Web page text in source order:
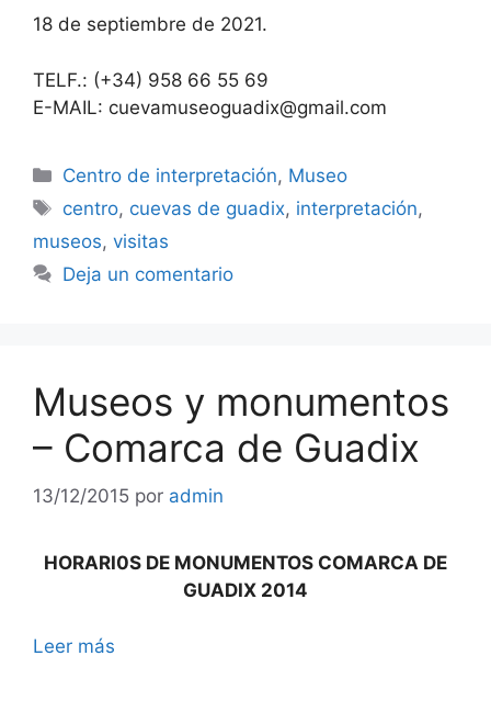
18 de septiembre de 2021.
TELF.: (+34) 958 66 55 69
E-MAIL: cuevamuseoguadix@gmail.com
Categorías
Centro de interpretación, Museo
Etiquetas
centro, cuevas de guadix, interpretación,
museos, visitas
Deja un comentario
Museos y monumentos
– Comarca de Guadix
13/12/2015 por admin
HORARI0S DE MONUMENTOS COMARCA DE
GUADIX 2014
Leer más